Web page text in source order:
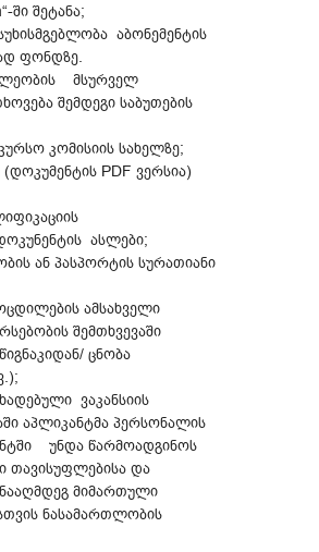
ში შეტანა;
აბონემენტის
ფონდზე.
მსურველ
შემდეგი საბუთების
კომისიის სახელზე;
PDF ვერსია)
ასლები;
ან პასპორტის სურათიანი
ამსახველი
შემთხვევაში
ცნობა
ვაკანსიის
აპლიკანტმა პერსონალის
უნდა წარმოადგინოს
თავისუფლებისა და
მიმართული
ნასამართლობის